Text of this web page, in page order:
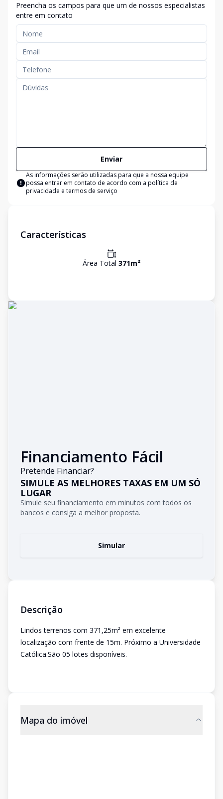
Preencha os campos para que um de nossos especialistas
entre em contato
Enviar
As informações serão utilizadas para que a nossa equipe
possa entrar em contato de acordo com a política de
privacidade e termos de serviço
Características
Área Total 371m²
Financiamento Fácil
Pretende Financiar?
SIMULE AS MELHORES TAXAS EM UM SÓ
LUGAR
Simule seu financiamento em minutos com todos os
bancos e consiga a melhor proposta.
Simular
Descrição
Lindos terrenos com 371,25m² em excelente
localização com frente de 15m. Próximo a Universidade
Católica.São 05 lotes disponíveis.
Mapa do imóvel